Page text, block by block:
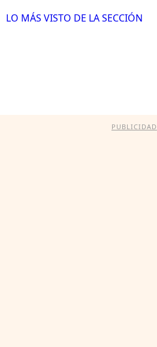
LO MÁS VISTO DE LA SECCIÓN
PUBLICIDAD